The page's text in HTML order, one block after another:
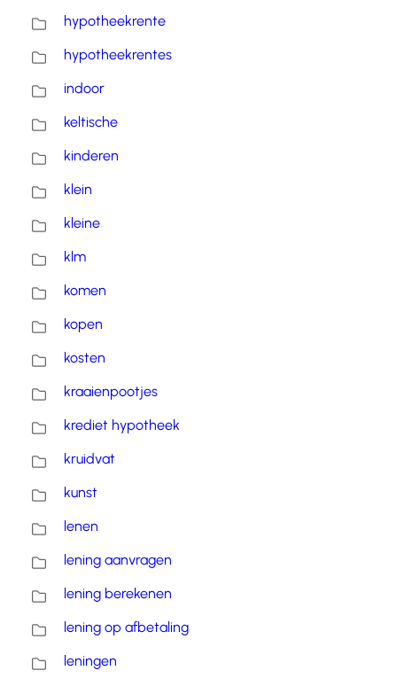
hypotheekrente
hypotheekrentes
indoor
keltische
kinderen
klein
kleine
klm
komen
kopen
kosten
kraaienpootjes
krediet hypotheek
kruidvat
kunst
lenen
lening aanvragen
lening berekenen
lening op afbetaling
leningen